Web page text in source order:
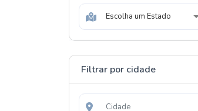
Escolha um Estado
Filtrar por cidade